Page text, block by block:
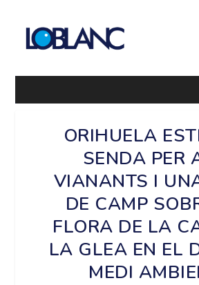
ORIHUELA
SENDA PER
VIANANTS I
DE CAMP
FLORA DE LA
LA GLEA EN EL
MEDI